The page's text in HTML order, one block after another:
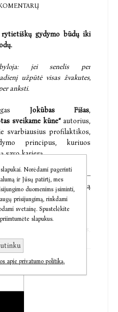
rytietiškų gydymo būdų iki
jei senelis per
užpūtė visas žvakutes,
anksti.
Jokūbas Fišas,
sveikame kūne“autorius,
svarbiausius profilaktikos,
principus, kuriuos
savo karjerą.
(ir nugyventi 100 metų) –
svarbiausią klausimą
mitybos pasirinkimas,
maisto produktas. Tai
gyvybines jėgas ir išsekina
pagrindas. Buvimas
Ne, saulės vonios
O jau ligoniams į pirtį
Psichologo ar
Norėdami pagerinti
ir Jūsų patirtį, mes
duomenims įsiminti,
prisijungimą, rinkdami
svetainę. Spustelėkite
slapukus.
apie privatumo politiką.